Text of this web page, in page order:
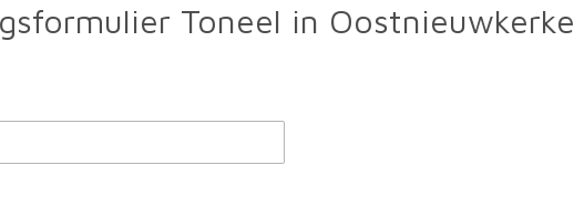
Toneel in Oostnieuwkerke